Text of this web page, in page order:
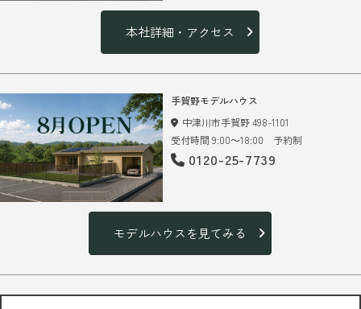
本社詳細・アクセス
手賀野モデルハウス
中津川市手賀野 498-1101
受付時間 9:00～18:00 予約制
0120-25-7739
モデルハウスを見てみる